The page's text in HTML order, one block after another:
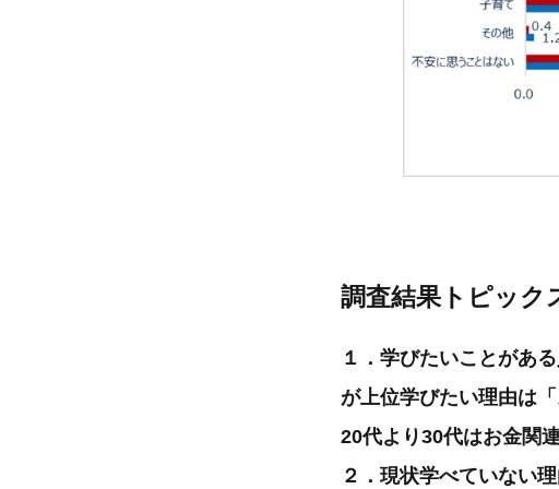
調査結果トピック
１．学びたいことがあ
が上位学びたい理由は
20代より30代はお金関
２．現状学べていない